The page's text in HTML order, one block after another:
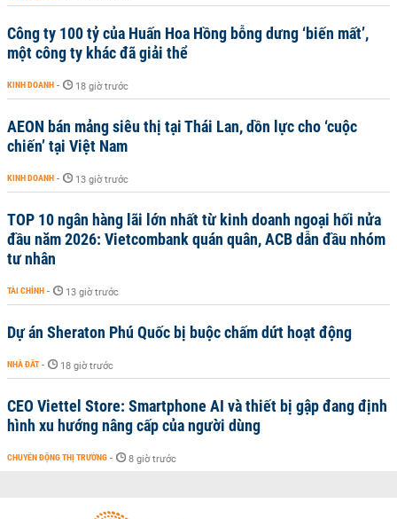
Công ty 100 tỷ của Huấn Hoa Hồng bỗng dưng ‘biến mất’,
một công ty khác đã giải thể
KINH DOANH - 18 giờ trước
AEON bán mảng siêu thị tại Thái Lan, dồn lực cho ‘cuộc
chiến’ tại Việt Nam
KINH DOANH - 13 giờ trước
TOP 10 ngân hàng lãi lớn nhất từ kinh doanh ngoại hối nửa
đầu năm 2026: Vietcombank quán quân, ACB dẫn đầu nhóm
tư nhân
TÀI CHÍNH - 13 giờ trước
Dự án Sheraton Phú Quốc bị buộc chấm dứt hoạt động
NHÀ ĐẤT - 18 giờ trước
CEO Viettel Store: Smartphone AI và thiết bị gập đang định
hình xu hướng nâng cấp của người dùng
CHUYỂN ĐỘNG THỊ TRƯỜNG - 8 giờ trước